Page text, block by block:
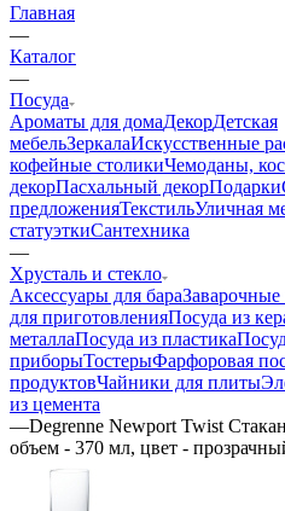
Главная
—
Каталог
—
Посуда
Ароматы для домаДекорДетская
мебельЗеркалаИскусственные
кофейные столикиЧемоданы,
декорПасхальный декорПодарки
предложенияТекстильУличная
статуэткиСантехника
—
Хрусталь и стекло
Аксессуары для бара
для приготовленияПосуда из
металлаПосуда из пластика
приборыТостерыФарфоровая
продуктовЧайники для плиты
из цемента
—Degrenne Newport Twist
объем - 370 мл, цвет -